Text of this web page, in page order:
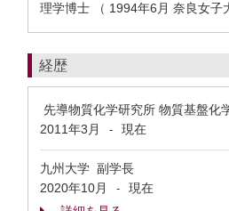
理学博士 （ 1994年6月 奈良女子
経歴
先導物質化学研究所 物質基盤化
2011年3月
- 現在
九州大学 副学長
2020年10月
-
現在